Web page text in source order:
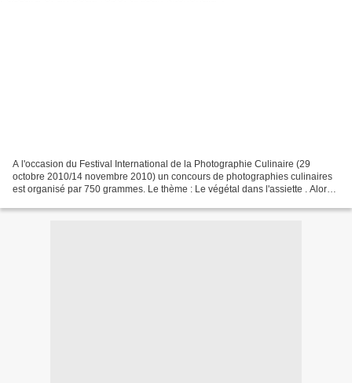
A l'occasion du Festival International de la Photographie Culinaire (29
octobre 2010/14 novembre 2010) un concours de photographies culinaires
est organisé par 750 grammes. Le thème : Le végétal dans l'assiette . Alors